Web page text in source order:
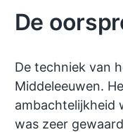
De
De techniek van
Middeleeuwen.
ambachtelijkheid
was zeer